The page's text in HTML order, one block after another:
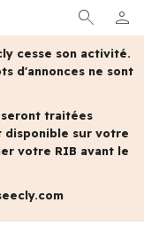
search person
MON
cesse son activité.
d'annonces ne sont
seront traitées
disponible sur votre
votre RIB avant le